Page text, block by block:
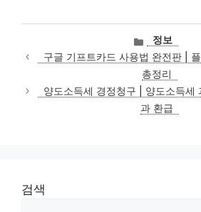
카
테
고
리
정보
구글 기프트카드 사용법 완전판 |
총정리
양도소득세 경정청구 | 양도소득세
과 환급
검색